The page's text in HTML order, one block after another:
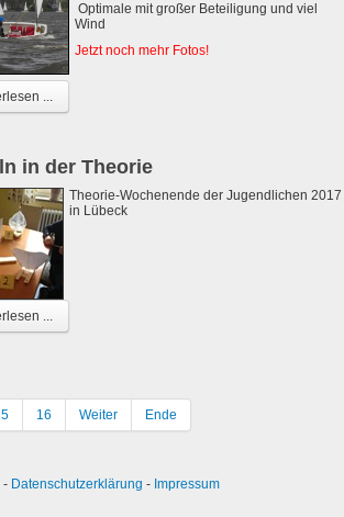
Optimale mit großer Beteiligung und viel
Wind
Jetzt noch mehr Fotos!
...
in der Theorie
Theorie-Wochenende der Jugendlichen 2017
in Lübeck
...
16 Weiter Ende
- Datenschutzerklärung - Impressum